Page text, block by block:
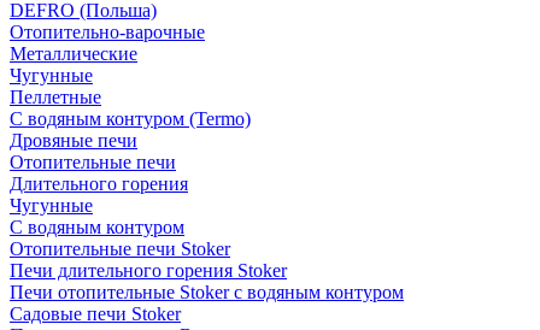
DEFRO (Польша)
Отопительно-варочные
Металлические
Чугунные
Пеллетные
С водяным контуром (Termo)
Дровяные печи
Отопительные печи
Длительного горения
Чугунные
C водяным контуром
Отопительные печи Stoker
Печи длительного горения Stoker
Печи отопительные Stoker с водяным контуром
Садовые печи Stoker